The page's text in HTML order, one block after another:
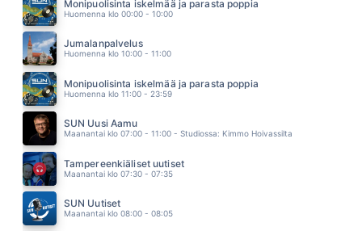
EDU KETTUNEN
15.14
SOUVARIT
15.10
EPPU NORMAALI
15.04
Monipuolisinta iskelmää ja parasta poppia
Huomenna klo 00:00 - 10:00
Jumalanpalvelus
Huomenna klo 10:00 - 11:00
Monipuolisinta iskelmää ja parasta poppia
Huomenna klo 11:00 - 23:59
SUN Uusi Aamu
Maanantai klo 07:00 - 11:00 - Studiossa: Kimmo Hoivassilta
Tampereenkiäliset uutiset
Maanantai klo 07:30 - 07:35
SUN Uutiset
Maanantai klo 08:00 - 08:05